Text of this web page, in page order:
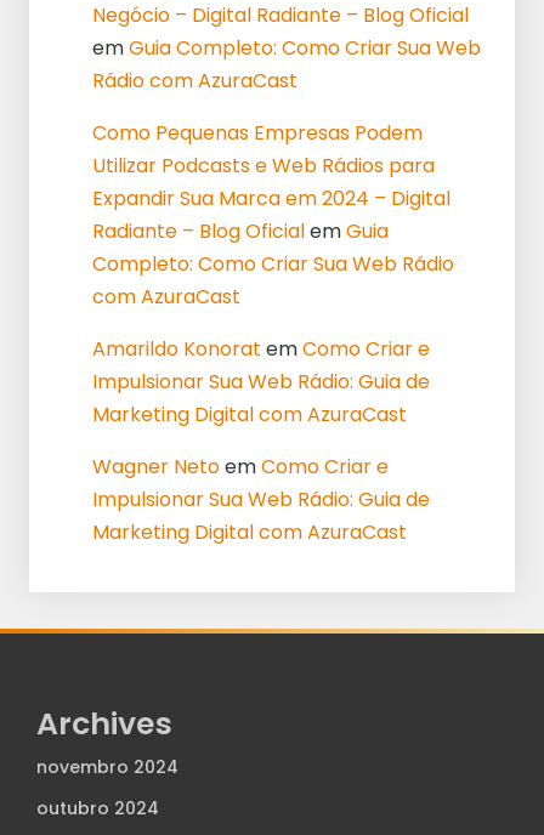
Negócio – Digital Radiante – Blog Oficial
emGuia Completo: Como Criar Sua Web
Rádio com AzuraCast
Como Pequenas Empresas Podem
Utilizar Podcasts e Web Rádios para
Expandir Sua Marca em 2024 – Digital
Radiante – Blog OficialemGuia
Completo: Como Criar Sua Web Rádio
com AzuraCast
Amarildo Konorat emComo Criar e
Impulsionar Sua Web Rádio: Guia de
Marketing Digital com AzuraCast
Wagner NetoemComo Criar e
Impulsionar Sua Web Rádio: Guia de
Marketing Digital com AzuraCast
Archives
novembro 2024
outubro 2024